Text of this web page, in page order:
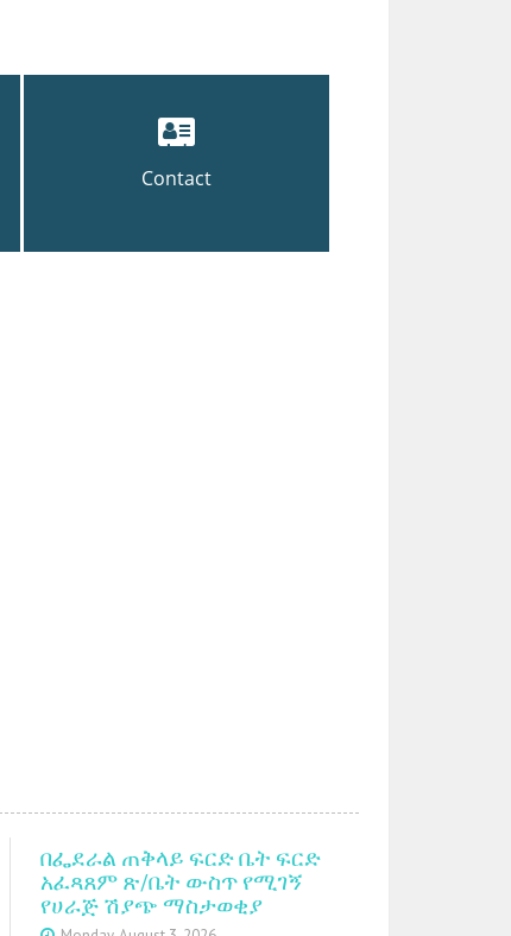
Contact
በፌደራል ጠቅላይ ፍርድ ቤት ፍርድ
አፈጻጸም ጽ/ቤት ውስጥ የሚገኝ
የሀራጅ ሽያጭ ማስታወቂያ